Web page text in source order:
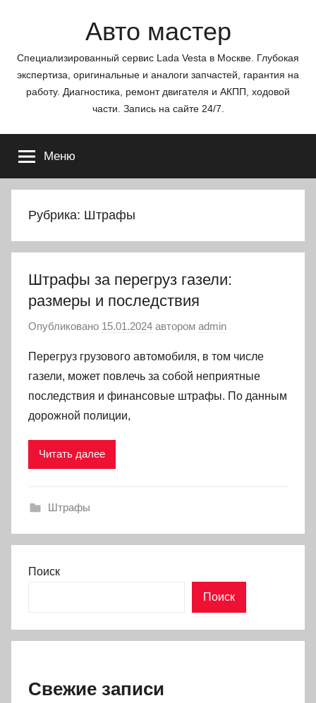
Авто мастер
Специализированный сервис Lada Vesta в Москве. Глубокая
экспертиза, оригинальные и аналоги запчастей, гарантия на
работу. Диагностика, ремонт двигателя и АКПП, ходовой
части. Запись на сайте 24/7.
Меню
Рубрика: Штрафы
Штрафы за перегруз газели:
размеры и последствия
Опубликовано 15.01.2024 автором admin
Перегруз грузового автомобиля, в том числе
газели, может повлечь за собой неприятные
последствия и финансовые штрафы. По данным
дорожной полиции,
Читать далее
Штрафы
Поиск
Поиск
Свежие записи